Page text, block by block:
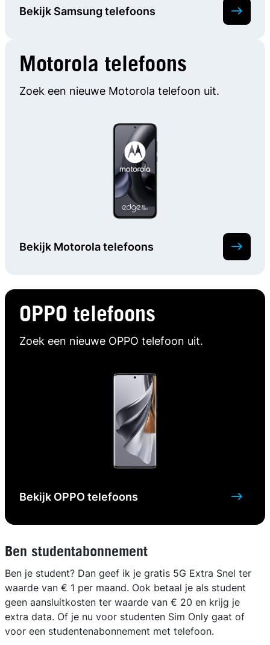
Bekijk Samsung telefoons
Motorola telefoons
Zoek een nieuwe Motorola telefoon uit.
Bekijk Motorola telefoons
OPPO telefoons
Zoek een nieuwe OPPO telefoon uit.
Bekijk OPPO telefoons
Ben studentabonnement
Ben je student? Dan geef ik je gratis 5G Extra Snel ter
waarde van € 1 per maand. Ook betaal je als student
geen aansluitkosten ter waarde van € 20 en krijg je
extra data. Of je nu voor studenten Sim Only gaat of
voor een studentenabonnement met telefoon.